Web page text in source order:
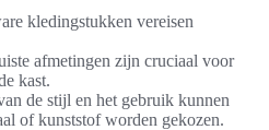
kledingstukken vereisen
afmetingen zijn cruciaal voor
kast.
de stijl en het gebruik kunnen
of kunststof worden gekozen.